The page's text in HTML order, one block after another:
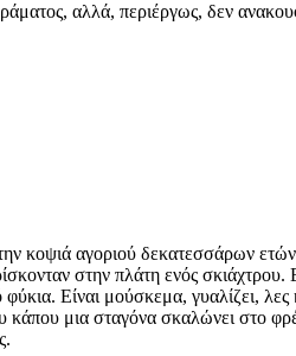
αλλά, περιέργως, δεν
κοψιά αγοριού δεκατεσσάρων
στην πλάτη ενός
Είναι μούσκεμα, γυαλίζει, λες
μια σταγόνα σκαλώνει στο